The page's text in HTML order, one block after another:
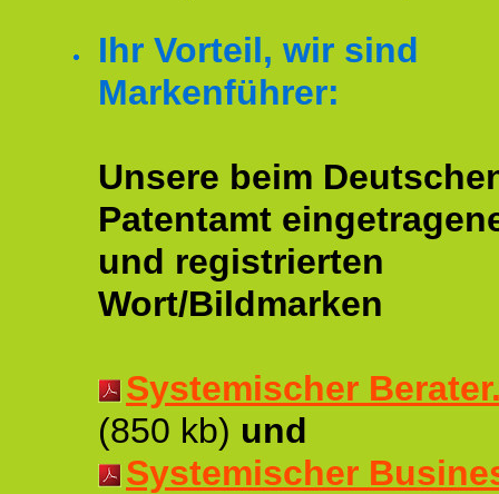
Ihr Vorteil, wir sind
Markenführer:
Unsere beim
Patentamt
und registrierten
Wort/Bildmarken
Systemischer
(850 kb) und
Systemischer